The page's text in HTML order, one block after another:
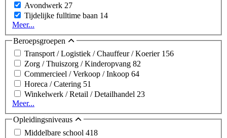
Avondwerk 27
Tijdelijke fulltime baan 14
Meer...
Beroepsgroepen
Transport / Logistiek / Chauffeur / Koerier 156
Zorg / Thuiszorg / Kinderopvang 82
Commercieel / Verkoop / Inkoop 64
Horeca / Catering 51
Winkelwerk / Retail / Detailhandel 23
Meer...
Opleidingsniveaus
Middelbare school 418